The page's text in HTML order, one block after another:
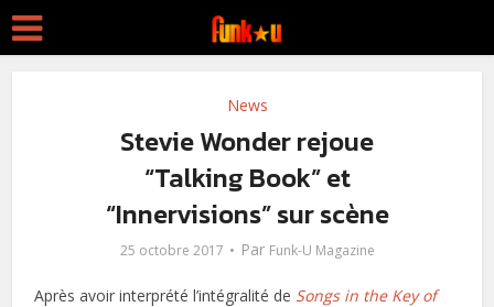
News
Stevie Wonder rejoue
“Talking Book” et
“Innervisions” sur scène
25 octobre 2017 Par Funk-U Magazine
Après avoir interprété l’intégralité de Songs in the Key of